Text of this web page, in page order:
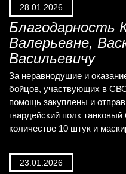
28.01.2026
Благодарность
Валерьевне,
Васильевичу
За неравнодушие и
бойцов, участвующих в
помощь закуплены и
гвардейский полк
количестве 10 штук и
23.01.2026